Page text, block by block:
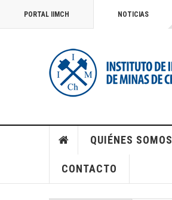
PORTAL IIMCH NOTICIAS
QUIÉNES SOMOS
CONTACTO